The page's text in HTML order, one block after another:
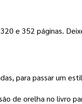
e 352 páginas.
para passar um
de orelha no livro